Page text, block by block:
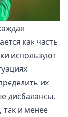
как часть
используют
их
дисбалансы.
так и менее